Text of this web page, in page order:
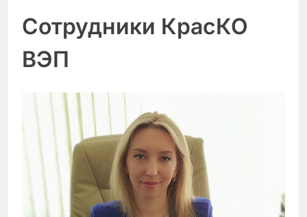
Сотрудники КрасКО
ВЭП